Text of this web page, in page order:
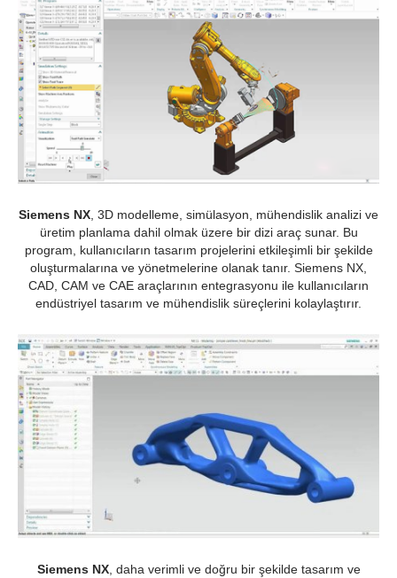
Siemens NX, 3D modelleme, simülasyon, mühendislik analizi ve
üretim planlama dahil olmak üzere bir dizi araç sunar. Bu
program, kullanıcıların tasarım projelerini etkileşimli bir şekilde
oluşturmalarına ve yönetmelerine olanak tanır. Siemens NX,
CAD, CAM ve CAE araçlarının entegrasyonu ile kullanıcıların
endüstriyel tasarım ve mühendislik süreçlerini kolaylaştırır.
Siemens NX, daha verimli ve doğru bir şekilde tasarım ve